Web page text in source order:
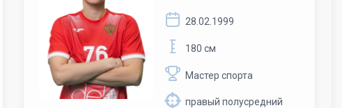
28.02.1999
180 см
Мастер спорта
правый полусредний